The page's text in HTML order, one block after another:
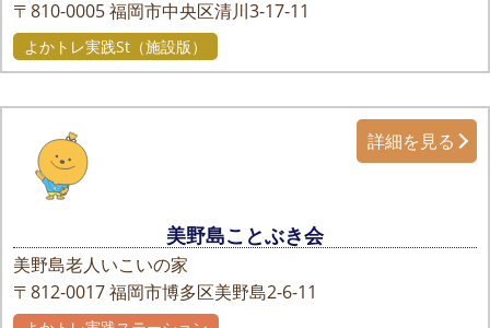
〒810-0005福岡市中央区清川3-17-11
よかトレ実践St（施設版）
美野島ことぶき会
美野島老人いこいの家
〒812-0017福岡市博多区美野島2-6-11
詳細を見る